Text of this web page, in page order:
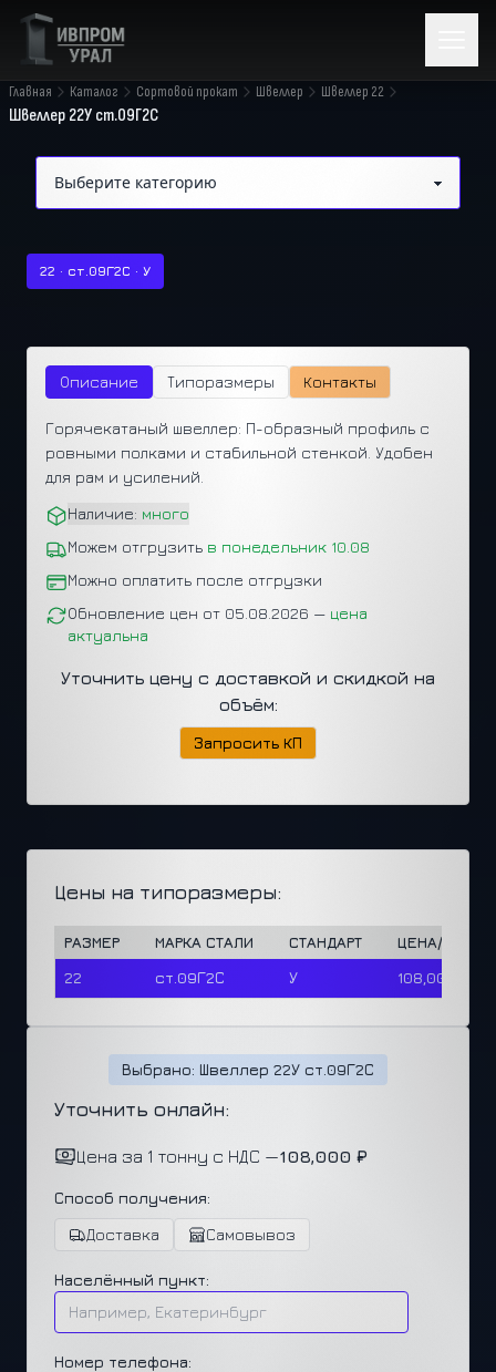
Главная Каталог Сортовой прокат Швеллер Швеллер 22
Швеллер 22У ст.09Г2С
22 · ст.09Г2С · У
Описание Типоразмеры Контакты
Горячекатаный швеллер: П-образный профиль с
ровными полками и стабильной стенкой. Удобен
для рам и усилений.
Наличие: много
Можем отгрузить в понедельник 10.08
Можно оплатить после отгрузки
Обновление цен от 05.08.2026 — цена
актуальна
Уточнить цену с доставкой и скидкой на
объём:
Запросить КП
Цены на типоразмеры:
РАЗМЕР МАРКА СТАЛИ СТАНДАРТ
ЦЕНА/Т
22
ст.09Г2С У 108,000 ₽
Выбрано: Швеллер 22У ст.09Г2С
Уточнить онлайн:
Цена за 1 тонну с НДС —108,000 ₽
Способ получения:
Доставка
Самовывоз
Населённый пункт:
Номер телефона: